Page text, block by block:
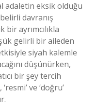
adaletin eksik olduğu
davranış
ayrımcılıkla
gelirli bir aileden
siyah kalemle
düşünürken,
bir şey tercih
ve ‘doğru’